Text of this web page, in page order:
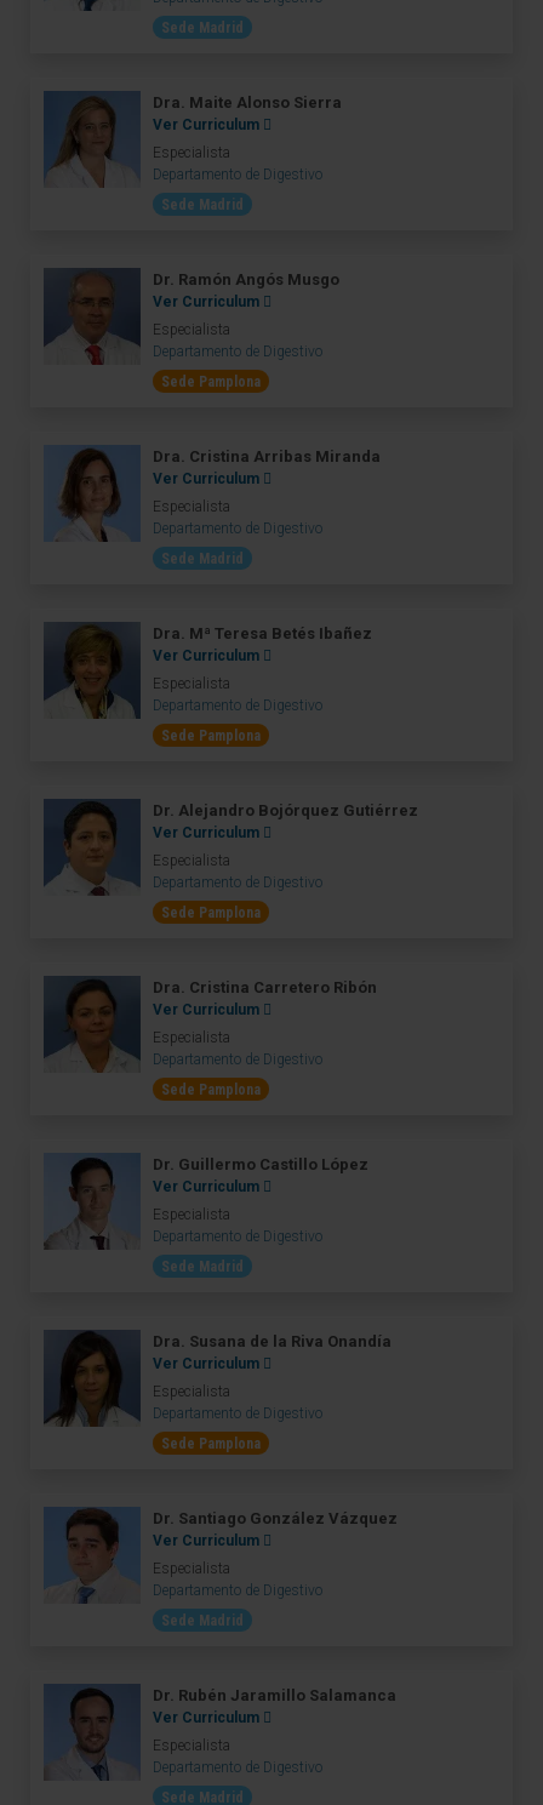
Sede Madrid
Dra. Maite Alonso Sierra
Ver Curriculum
Especialista
Departamento de Digestivo
Sede Madrid
Dr. Ramón Angós Musgo
Ver Curriculum
Especialista
Departamento de Digestivo
Sede Pamplona
Dra. Cristina Arribas Miranda
Ver Curriculum
Especialista
Departamento de Digestivo
Sede Madrid
Dra. Mª Teresa Betés Ibañez
Ver Curriculum
Especialista
Departamento de Digestivo
Sede Pamplona
Dr. Alejandro Bojórquez Gutiérrez
Ver Curriculum
Especialista
Departamento de Digestivo
Sede Pamplona
Dra. Cristina Carretero Ribón
Ver Curriculum
Especialista
Departamento de Digestivo
Sede Pamplona
Dr. Guillermo Castillo López
Ver Curriculum
Especialista
Departamento de Digestivo
Sede Madrid
Dra. Susana de la Riva Onandía
Ver Curriculum
Especialista
Departamento de Digestivo
Sede Pamplona
Dr. Santiago González Vázquez
Ver Curriculum
Especialista
Departamento de Digestivo
Sede Madrid
Dr. Rubén Jaramillo Salamanca
Ver Curriculum
Especialista
Departamento de Digestivo
Sede Madrid